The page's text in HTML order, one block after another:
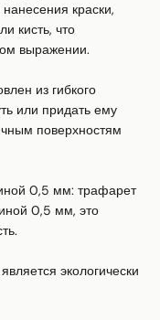
краски,
кисть, что
выражении.
из гибкого
или придать ему
поверхностям
0,5 мм: трафарет
0,5 мм, это
экологически